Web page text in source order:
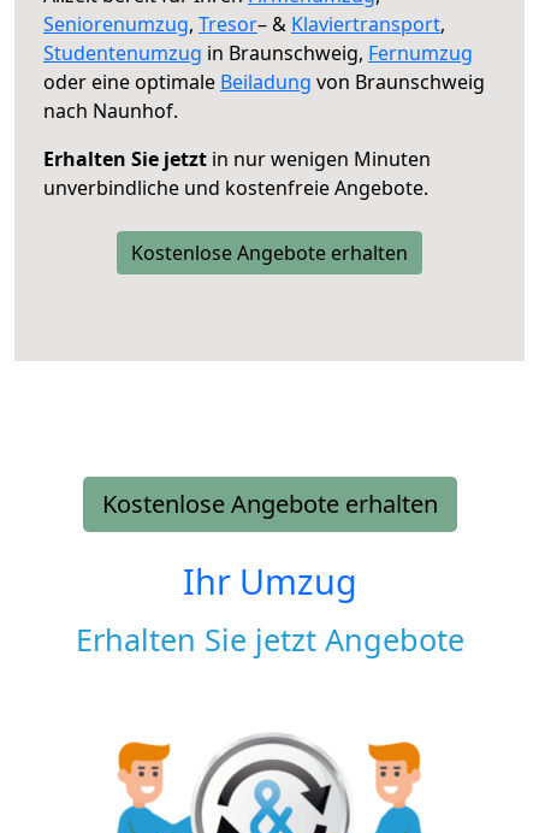
Seniorenumzug, Tresor– & Klaviertransport,
Studentenumzug in Braunschweig, Fernumzug
oder eine optimale Beiladung von Braunschweig
nach Naunhof.
Erhalten Sie jetzt in nur wenigen Minuten
unverbindliche und kostenfreie Angebote.
Kostenlose Angebote erhalten
Kostenlose Angebote erhalten
Ihr Umzug
Erhalten Sie jetzt Angebote